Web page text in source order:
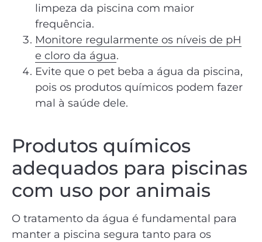
limpeza da piscina com maior
frequência.
Monitore regularmente os níveis de pH
e cloro da água.
Evite que o pet beba a água da piscina,
pois os produtos químicos podem fazer
mal à saúde dele.
Produtos químicos
adequados para piscinas
com uso por animais
O tratamento da água é fundamental para
manter a piscina segura tanto para os